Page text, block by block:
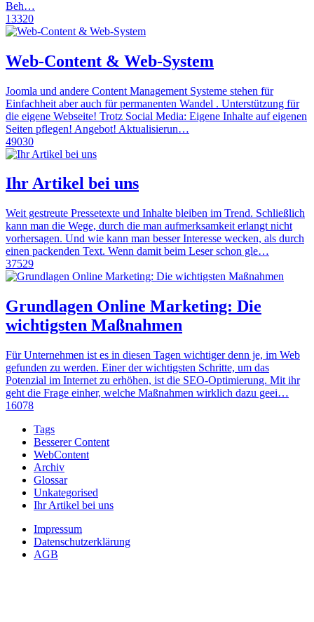
Beh…
13320
Web-Content & Web-System
Joomla und andere Content Management Systeme stehen für
Einfachheit aber auch für permanenten Wandel . Unterstützung für
die eigene Webseite! Trotz Social Media: Eigene Inhalte auf eigenen
Seiten pflegen! Angebot! Aktualisierun…
49030
Ihr Artikel bei uns
Weit gestreute Pressetexte und Inhalte bleiben im Trend. Schließlich
kann man die Wege, durch die man aufmerksamkeit erlangt nicht
vorhersagen. Und wie kann man besser Interesse wecken, als durch
einen packenden Text. Wenn damit beim Leser schon gle…
37529
Grundlagen Online Marketing: Die
wichtigsten Maßnahmen
Für Unternehmen ist es in diesen Tagen wichtiger denn je, im Web
gefunden zu werden. Einer der wichtigsten Schritte, um das
Potenzial im Internet zu erhöhen, ist die SEO-Optimierung. Mit ihr
geht die Frage einher, welche Maßnahmen wirklich dazu geei…
16078
Tags
Besserer Content
WebContent
Archiv
Glossar
Unkategorised
Ihr Artikel bei uns
Impressum
Datenschutzerklärung
AGB